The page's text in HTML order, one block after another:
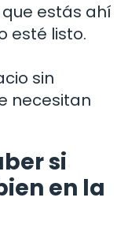
estás ahí
esté listo.
sin
necesitan
si
en la